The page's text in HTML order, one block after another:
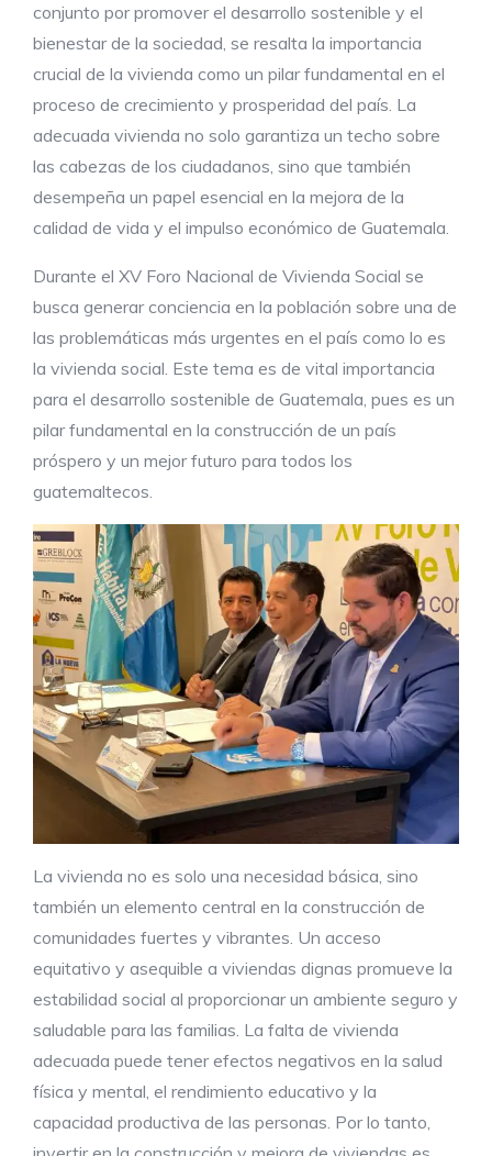
conjunto por promover el desarrollo sostenible y el
bienestar de la sociedad, se resalta la importancia
crucial de la vivienda como un pilar fundamental en el
proceso de crecimiento y prosperidad del país. La
adecuada vivienda no solo garantiza un techo sobre
las cabezas de los ciudadanos, sino que también
desempeña un papel esencial en la mejora de la
calidad de vida y el impulso económico de Guatemala.
Durante el XV Foro Nacional de Vivienda Social se
busca generar conciencia en la población sobre una de
las problemáticas más urgentes en el país como lo es
la vivienda social. Este tema es de vital importancia
para el desarrollo sostenible de Guatemala, pues es un
pilar fundamental en la construcción de un país
próspero y un mejor futuro para todos los
guatemaltecos.
La vivienda no es solo una necesidad básica, sino
también un elemento central en la construcción de
comunidades fuertes y vibrantes. Un acceso
equitativo y asequible a viviendas dignas promueve la
estabilidad social al proporcionar un ambiente seguro y
saludable para las familias. La falta de vivienda
adecuada puede tener efectos negativos en la salud
física y mental, el rendimiento educativo y la
capacidad productiva de las personas. Por lo tanto,